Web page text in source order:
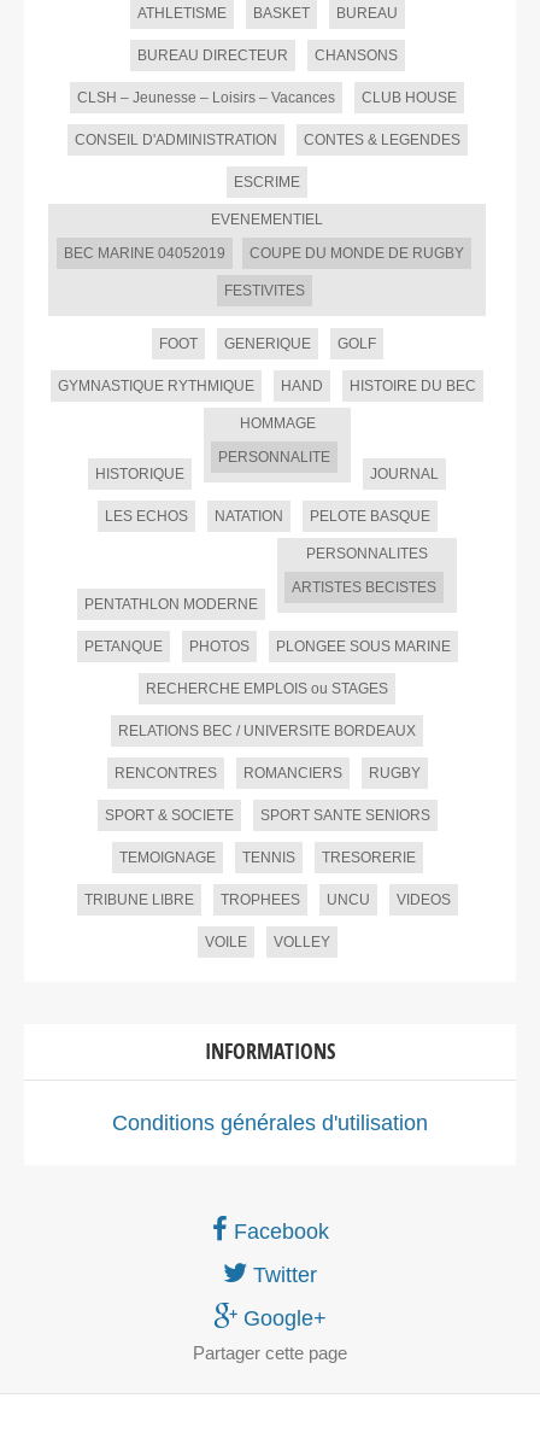
ATHLETISME BASKET BUREAU
BUREAU DIRECTEUR CHANSONS
CLSH – Jeunesse – Loisirs – Vacances CLUB HOUSE
CONSEIL D'ADMINISTRATION CONTES & LEGENDES
ESCRIME
EVENEMENTIEL
BEC MARINE 04052019
COUPE DU MONDE DE RUGBY
FESTIVITES
FOOT GENERIQUE GOLF
GYMNASTIQUE RYTHMIQUE HAND HISTOIRE DU BEC
HISTORIQUE
HOMMAGE
PERSONNALITE
JOURNAL
LES ECHOS NATATION PELOTE BASQUE
PENTATHLON MODERNE
PERSONNALITES
ARTISTES BECISTES
PETANQUE PHOTOS PLONGEE SOUS MARINE
RECHERCHE EMPLOIS ou STAGES
RELATIONS BEC / UNIVERSITE BORDEAUX
RENCONTRES ROMANCIERS RUGBY
SPORT & SOCIETE SPORT SANTE SENIORS
TEMOIGNAGE TENNIS TRESORERIE
TRIBUNE LIBRE TROPHEES UNCU VIDEOS
VOILE VOLLEY
INFORMATIONS
Conditions générales d'utilisation
Facebook
Twitter
Google+
Partager cette page